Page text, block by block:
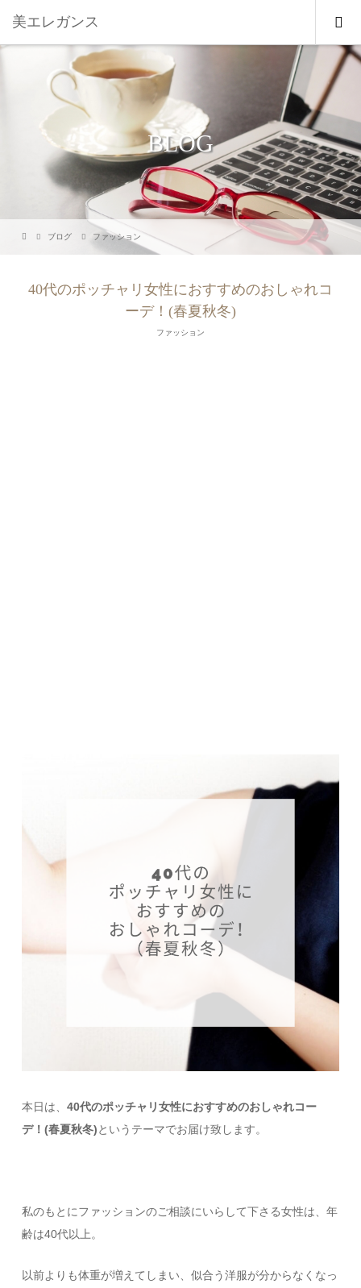
美エレガンス
BLOG
ブログ ファッション
40代のポッチャリ女性におすすめのおしゃれコ
ーデ！(春夏秋冬)
ファッション
本日は、40代のポッチャリ女性におすすめのおしゃれコー
デ！(春夏秋冬)というテーマでお届け致します。
私のもとにファッションのご相談にいらして下さる女性は、年
齢は40代以上。
以前よりも体重が増えてしまい、似合う洋服が分からなくなっ